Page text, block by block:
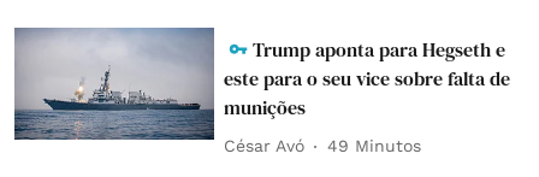
Trump aponta para Hegseth e
este para o seu vice sobre falta de
munições
César Avó 49 Minutos